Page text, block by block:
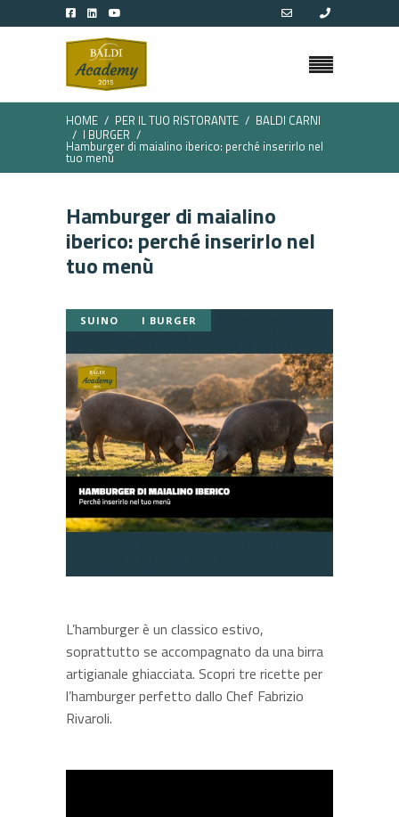
HOME PER IL TUO RISTORANTE
BALDI CARNI
I BURGER
Hamburger di maialino iberico: perché inserirlo nel
tuo menù
Hamburger di maialino
iberico: perché inserirlo nel
tuo menù
SUINO I BURGER
L’hamburger è un classico estivo,
soprattutto se accompagnato da una birra
artigianale ghiacciata. Scopri tre ricette per
l’hamburger perfetto dallo Chef Fabrizio
Rivaroli.